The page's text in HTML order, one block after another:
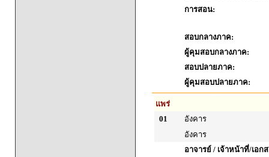
การสอน:
สอบกลางภาค:
ผู้คุมสอบกลางภาค:
สอบปลายภาค:
ผู้คุมสอบปลายภาค:
แพร่
01
อังคาร
อังคาร
อาจารย์ / เจ้าหน้าที่/เอก